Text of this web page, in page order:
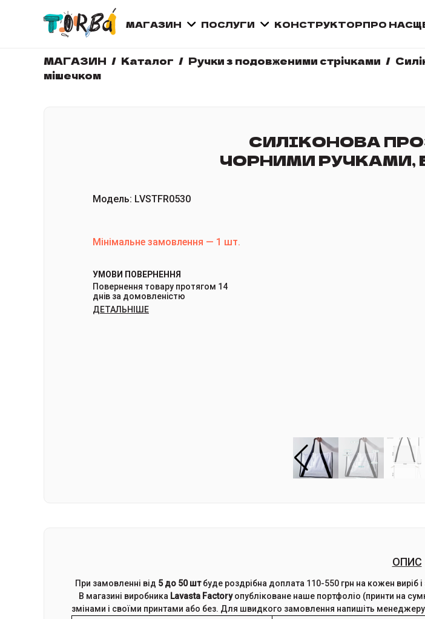
МАГАЗИН ПОСЛУГИ КОНСТРУКТОРПРО НАС
МАГАЗИН Каталог Ручки з подовженими стрічками
мішечком
СИЛІКОНОВА
ЧОРНИМИ РУЧКАМИ,
Модель: LVSTFR0530
Мінімальне замовлення — 1 шт.
УМОВИ ПОВЕРНЕННЯ
Повернення товару протягом 14
днів за домовленістю
ДЕТАЛЬНІШЕ
ОПИС
При замовленні від 5 до 50 штбуде роздрібна доплата 110-550 грн на кожен
В магазині виробника Lavasta Factoryопубліковане наше портфоліо (принти на
змінами і своїми принтами або без. Для швидкого замовлення напишіть